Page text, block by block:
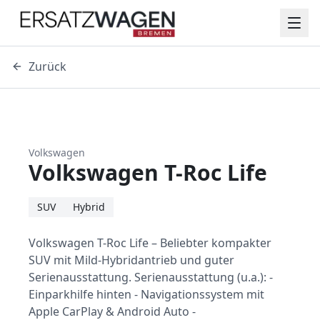
Zurück
Volkswagen
Volkswagen T-Roc Life
SUV Hybrid
Volkswagen T-Roc Life – Beliebter kompakter
SUV mit Mild-Hybridantrieb und guter
Serienausstattung. Serienausstattung (u.a.): -
Einparkhilfe hinten - Navigationssystem mit
Apple CarPlay & Android Auto -